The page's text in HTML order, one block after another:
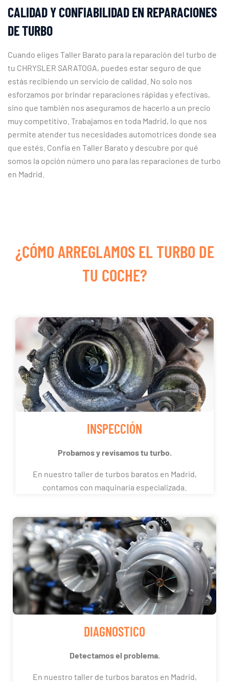
CALIDAD Y CONFIABILIDAD EN REPARACIONES
DE TURBO
Cuando eliges Taller Barato para la reparación del turbo de
tu CHRYSLER SARATOGA, puedes estar seguro de que
estás recibiendo un servicio de calidad. No solo nos
esforzamos por brindar reparaciones rápidas y efectivas,
sino que también nos aseguramos de hacerlo a un precio
muy competitivo. Trabajamos en toda Madrid, lo que nos
permite atender tus necesidades automotrices donde sea
que estés. Confía en Taller Barato y descubre por qué
somos la opción número uno para las reparaciones de turbo
en Madrid.
¿CÓMO ARREGLAMOS EL TURBO DE
TU COCHE?
INSPECCIÓN
Probamos y revisamos tu turbo.
En nuestro taller de turbos baratos en Madrid,
contamos con maquinaria especializada.
DIAGNOSTICO
Detectamos el problema.
En nuestro taller de turbos baratos en Madrid,